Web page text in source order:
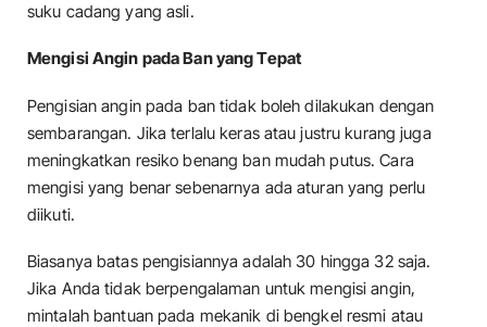
suku cadang yang asli.
Mengisi Angin pada Ban yang Tepat
Pengisian angin pada ban tidak boleh dilakukan dengan
sembarangan. Jika terlalu keras atau justru kurang juga
meningkatkan resiko benang ban mudah putus. Cara
mengisi yang benar sebenarnya ada aturan yang perlu
diikuti.
Biasanya batas pengisiannya adalah 30 hingga 32 saja.
Jika Anda tidak berpengalaman untuk mengisi angin,
mintalah bantuan pada mekanik di bengkel resmi atau